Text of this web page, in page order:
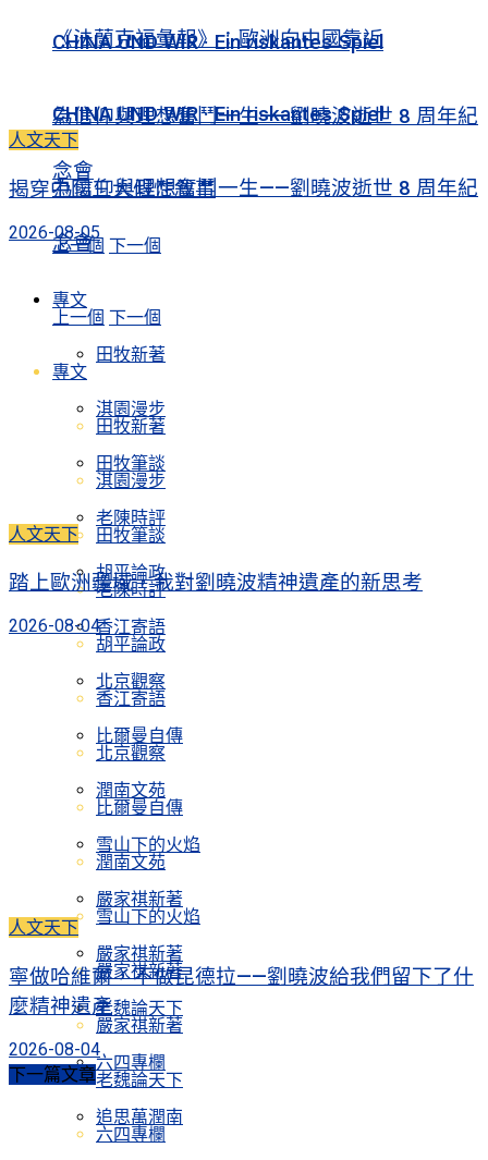
CHINA UND WIR · Ein riskantes Spiel
為信仰與理想奮鬥一生——劉曉波逝世 8 周年紀
念會
上一個 下一個
專文
田牧新著
淇園漫步
田牧筆談
老陳時評
胡平論政
香江寄語
北京觀察
比爾曼自傳
潤南文苑
雪山下的火焰
嚴家祺新著
嚴家祺新著
老魏論天下
六四專欄
追思萬潤南
《法蘭克福彙報》：歐洲向中國靠近
CHINA UND WIR · Ein riskantes Spiel
為信仰與理想奮鬥一生——劉曉波逝世 8 周年紀
念會
上一個 下一個
專文
田牧新著
淇園漫步
田牧筆談
老陳時評
胡平論政
香江寄語
北京觀察
比爾曼自傳
潤南文苑
雪山下的火焰
嚴家祺新著
嚴家祺新著
老魏論天下
六四專欄
人文天下
揭穿中國三大假性敘事
2026-08-05
人文天下
踏上歐洲疆域，我對劉曉波精神遺產的新思考
2026-08-04
人文天下
寧做哈維爾，不做昆德拉——劉曉波給我們留下了什
麼精神遺產
2026-08-04
下一篇文章